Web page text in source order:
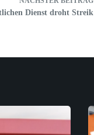
Dienst droht Streik